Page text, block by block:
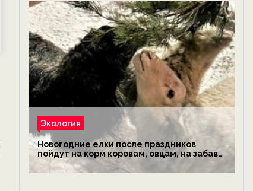
Экология
Новогодние елки после праздников
пойдут на корм коровам, овцам, на забаву
обезьянам, львам и леопардам — новости
экологии на ECOportal